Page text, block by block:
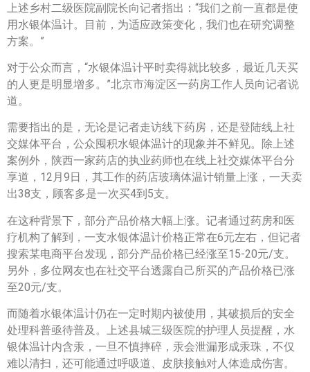
上述乡村二级医院副院长向记者指出：“我们之前一直都是使
用水银体温计。目前，为适应政策变化，我们也在研究调整
方案。”
对于公众而言，“水银体温计平时卖得就比较多，最近几天买
的人更是明显增多。”北京市海淀区一药房工作人员向记者说
道。
需要指出的是，无论是记者走访线下药房，还是登陆线上社
交媒体平台，公众囤积水银体温计的现象并不鲜见。除上述
案例外，陕西一家药店的执业药师也在线上社交媒体平台分
享道，12月9日，其工作的药店玻璃体温计销量上涨，一天卖
出38支，顾客多是一次买4到5支。
在这种背景下，部分产品价格大幅上涨。记者通过药房和医
疗机构了解到，一支水银体温计价格正常在6元左右，但记者
搜索某电商平台发现，部分产品价格已经涨至15-20元/支。
另外，多位网友也在社交平台透露自己所买的产品价格已涨
至20元/支。
而随着水银体温计仍在一定时期内被使用，其破损后的安全
处理科普亟待普及。上述县城三级医院的护理人员提醒，水
银体温计内含汞，一旦不慎摔碎，汞会泄漏形成汞珠，不仅
难以清扫，还可能通过呼吸道、皮肤接触对人体造成伤害。